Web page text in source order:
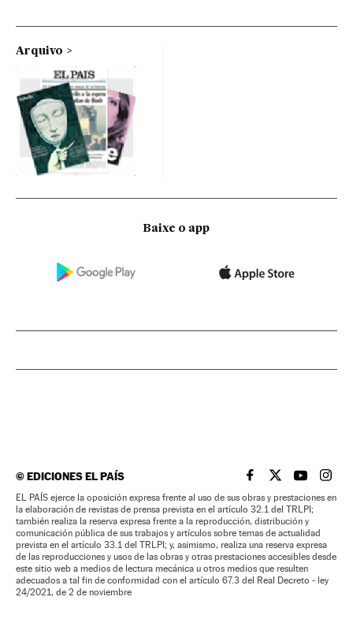
Arquivo
Baixe o app
©EDICIONES EL PAÍS EL PAÍS BRASIL EN
EL PAÍSEL PAÍS
EL
EL PAÍS ejerce la oposición expresa frente al uso de sus obras y prestaciones en
la elaboración de revistas de prensa prevista en el artículo 32.1 del TRLPI;
también realiza la reserva expresa frente a la reproducción, distribución y
comunicación pública de sus trabajos y artículos sobre temas de actualidad
prevista en el artículo 33.1 del TRLPI; y, asimismo, realiza una reserva expresa
de las reproducciones y usos de las obras y otras prestaciones accesibles desde
este sitio web a medios de lectura mecánica u otros medios que resulten
adecuados a tal fin de conformidad con el artículo 67.3 del Real Decreto - ley
24/2021, de 2 de noviembre